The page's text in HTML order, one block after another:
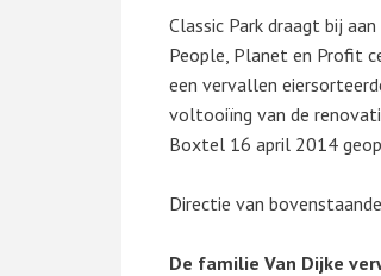
Classic Park draagt bij
People, Planet en Profit
een vervallen
voltooiïng van de
Boxtel 16 april 2014
Directie van
De familie Van Dijke